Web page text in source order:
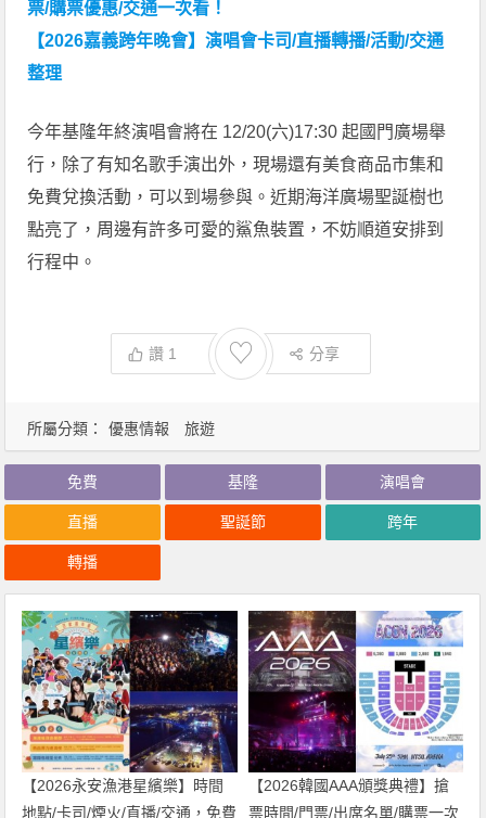
票/購票優惠/交通一次看！
【2026嘉義跨年晚會】演唱會卡司/直播轉播/活動/交通
整理
今年基隆年終演唱會將在 12/20(六)17:30 起國門廣場舉
行，除了有知名歌手演出外，現場還有美食商品市集和
免費兌換活動，可以到場參與。近期海洋廣場聖誕樹也
點亮了，周邊有許多可愛的鯊魚裝置，不妨順道安排到
行程中。
讚 1 ♡ 分享
所屬分類： 優惠情報 旅遊
免費 基隆 演唱會
直播 聖誕節 跨年
轉播
【2026永安漁港星繽樂】時間
地點/卡司/煙火/直播/交通，免費
【2026韓國AAA頒獎典禮】搶
票時間/門票/出席名單/購票一次